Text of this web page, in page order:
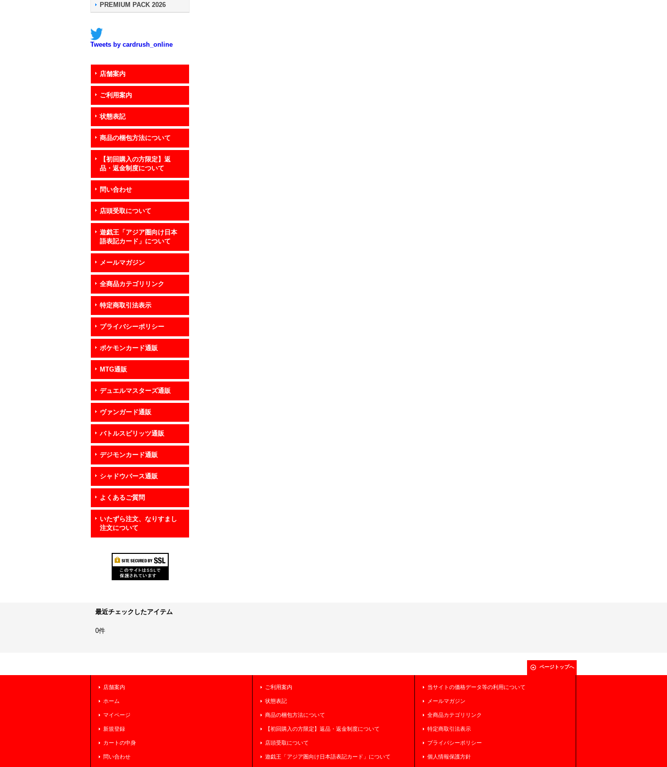
PREMIUM PACK 2026
Tweets by cardrush_online
店舗案内
ご利用案内
状態表記
商品の梱包方法について
【初回購入の方限定】返
品・返金制度について
問い合わせ
店頭受取について
遊戯王「アジア圏向け日本
語表記カード」について
メールマガジン
全商品カテゴリリンク
特定商取引法表示
プライバシーポリシー
ポケモンカード通販
MTG通販
デュエルマスターズ通販
ヴァンガード通販
バトルスピリッツ通販
デジモンカード通販
シャドウバース通販
よくあるご質問
いたずら注文、なりすまし
注文について
最近チェックしたアイテム
0件
ページトップへ
店舗案内
ホーム
マイページ
新規登録
カートの中身
問い合わせ
ご利用案内
状態表記
商品の梱包方法について
【初回購入の方限定】返品・返金制度について
店頭受取について
遊戯王「アジア圏向け日本語表記カード」について
当サイトの価格データ等の利用について
メールマガジン
全商品カテゴリリンク
特定商取引法表示
プライバシーポリシー
個人情報保護方針